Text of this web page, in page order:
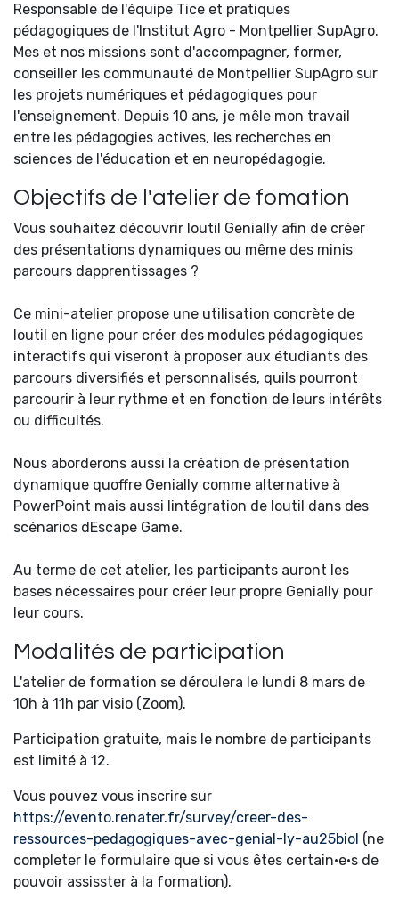
Responsable de l'équipe Tice et pratiques
pédagogiques de l'Institut Agro - Montpellier SupAgro.
Mes et nos missions sont d'accompagner, former,
conseiller les communauté de Montpellier SupAgro sur
les projets numériques et pédagogiques pour
l'enseignement. Depuis 10 ans, je mêle mon travail
entre les pédagogies actives, les recherches en
sciences de l'éducation et en neuropédagogie.
Objectifs de l'atelier de fomation
Vous souhaitez découvrir loutil Genially afin de créer
des présentations dynamiques ou même des minis
parcours dapprentissages ?
Ce mini-atelier propose une utilisation concrète de
loutil en ligne pour créer des modules pédagogiques
interactifs qui viseront à proposer aux étudiants des
parcours diversifiés et personnalisés, quils pourront
parcourir à leur rythme et en fonction de leurs intérêts
ou difficultés.
Nous aborderons aussi la création de présentation
dynamique quoffre Genially comme alternative à
PowerPoint mais aussi lintégration de loutil dans des
scénarios dEscape Game.
Au terme de cet atelier, les participants auront les
bases nécessaires pour créer leur propre Genially pour
leur cours.
Modalités de participation
L'atelier de formation se déroulera le lundi 8 mars de
10h à 11h par visio (Zoom).
Participation gratuite, mais le nombre de participants
est limité à 12.
Vous pouvez vous inscrire sur
https://evento.renater.fr/survey/creer-des-
ressources-pedagogiques-avec-genial-ly-au25biol (ne
completer le formulaire que si vous êtes certain·e·s de
pouvoir assisster à la formation).